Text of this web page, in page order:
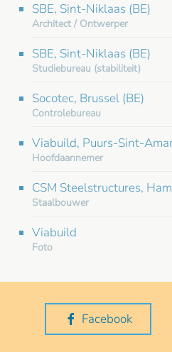
SBE, Sint-Niklaas (BE)
Architect / Ontwerper
SBE, Sint-Niklaas (BE)
Studiebureau (stabiliteit)
Socotec, Brussel (BE)
Controlebureau
Viabuild, Puurs-Sint-
Hoofdaannemer
CSM Steelstructures,
Staalbouwer
Viabuild
Foto
Facebook